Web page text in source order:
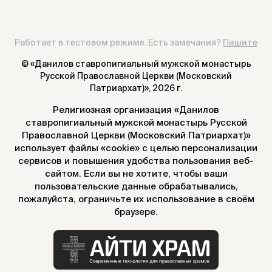
Работает в тестовом режиме. Есть замечания? Пишите
© «Данилов ставропигиальный мужской монастырь
Русской Православной Церкви (Московский
Патриархат)», 2026 г.
Религиозная организация «Данилов
ставропигиальный мужской монастырь Русской
Православной Церкви (Московский Патриархат)»
использует файлы «cookie» с целью персонализации
сервисов и повышения удобства пользования веб-
сайтом. Если вы не хотите, чтобы ваши
пользовательские данные обрабатывались,
пожалуйста, ограничьте их использование в своём
браузере.